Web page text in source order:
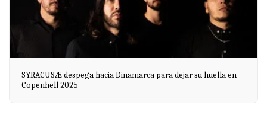
SYRACUSÆ despega hacia Dinamarca para dejar su huella en
Copenhell 2025